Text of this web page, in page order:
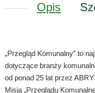
Opis
„Przegląd Komunalny” to
dotyczące branży
od ponad 25 lat przez
Misją „Przeglądu